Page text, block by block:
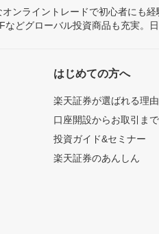
ンライントレードで初心者にも
どグローバル投資商品も充実。
はじめての方へ
楽天証券が選ばれる理由
口座開設からお取引ま
投資ガイド&セミナー
楽天証券のあんしん